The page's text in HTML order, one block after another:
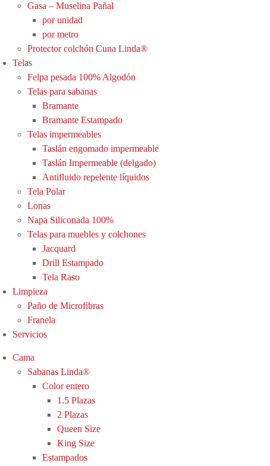
Gasa – Muselina Pañal
por unidad
por metro
Protector colchón Cuna Linda®
Telas
Felpa pesada 100% Algodón
Telas para sabanas
Bramante
Bramante Estampado
Telas impermeables
Taslán engomado impermeable
Taslán Impermeable (delgado)
Antifluido repelente líquidos
Tela Polar
Lonas
Napa Siliconada 100%
Telas para muebles y colchones
Jacquard
Drill Estampado
Tela Raso
Limpieza
Paño de Microfibras
Franela
Servicios
Cama
Sabanas Linda®
Color entero
1.5 Plazas
2 Plazas
Queen Size
King Size
Estampados